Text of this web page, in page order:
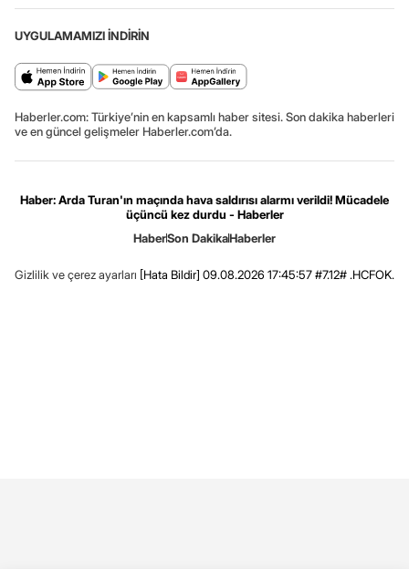
UYGULAMAMIZI İNDİRİN
Haberler.com: Türkiye’nin en kapsamlı haber sitesi. Son dakika haberleri
ve en güncel gelişmeler Haberler.com’da.
Haber: Arda Turan'ın maçında hava saldırısı alarmı verildi! Mücadele
üçüncü kez durdu - Haberler
HaberSon DakikaHaberler
Gizlilik ve çerez ayarları [Hata Bildir] 09.08.2026 17:45:57 #7.12# .HCFOK.